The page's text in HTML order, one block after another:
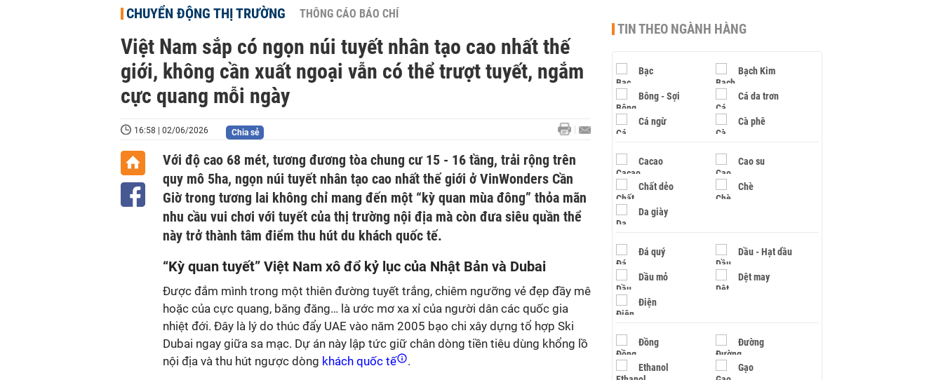
CHUYỂN ĐỘNG THỊ TRƯỜNG THÔNG CÁO BÁO CHÍ
Việt Nam sắp có ngọn núi tuyết nhân tạo cao nhất thế
giới, không cần xuất ngoại vẫn có thể trượt tuyết, ngắm
cực quang mỗi ngày
16:58 | 02/06/2026 Chia sẻ
Với độ cao 68 mét, tương đương tòa chung cư 15 - 16 tầng, trải rộng trên
quy mô 5ha, ngọn núi tuyết nhân tạo cao nhất thế giới ở VinWonders Cần
Giờ trong tương lai không chỉ mang đến một “kỳ quan mùa đông” thỏa mãn
nhu cầu vui chơi với tuyết của thị trường nội địa mà còn đưa siêu quần thể
này trở thành tâm điểm thu hút du khách quốc tế.
“Kỳ quan tuyết” Việt Nam xô đổ kỷ lục của Nhật Bản và Dubai
Được đắm mình trong một thiên đường tuyết trắng, chiêm ngưỡng vẻ đẹp đầy mê
hoặc của cực quang, băng đăng… là ước mơ xa xỉ của người dân các quốc gia
nhiệt đới. Đây là lý do thúc đẩy UAE vào năm 2005 bạo chi xây dựng tổ hợp Ski
Dubai ngay giữa sa mạc. Dự án này lập tức giữ chân dòng tiền tiêu dùng khổng lồ
nội địa và thu hút ngược dòng khách quốc tế
.
TIN THEO NGÀNH HÀNG
Bạc Bạch Kim
Bông - Sợi Cá da trơn
Cá ngừ Cà phê
Cacao Cao su
Chất dẻo Chè
Da giày
Đá quý Dầu - Hạt dầu
Dầu mỏ Dệt may
Điện
Đồng Đường
Ethanol Gạo